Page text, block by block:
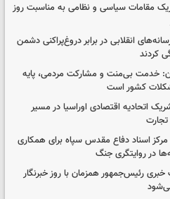
مقامات سیاسی و نظامی به مناسبت روز
انقلابی در برابر دروغ‌پراکنی دشمن
کردند
خدمت بی‌منت و مشارکت مردمی، پایه
کشور است
اتحادیه اقتصادی اوراسیا در مسیر
مرکز اسناد دفاع مقدس سپاه برای همکاری
در روایتگری جنگ
رئیس‌جمهور همزمان با روز خبرنگار